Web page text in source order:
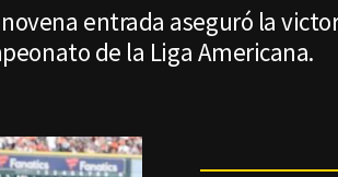
entrada aseguró la
de la Liga Americana.